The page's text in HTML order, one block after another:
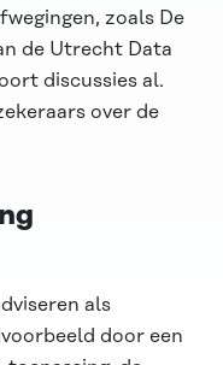
zoals De
de Utrecht Data
discussies al.
over de
als
door een